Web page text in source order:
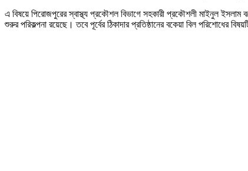
এ বিষয়ে পিরোজপুরের স্বাস্থ্য প্রকৌশল বিভাগে সহকারী প্রকৌশলী মাইনুল ইসলাম
শুরুর পরিকল্পনা রয়েছে। তবে পূর্বের ঠিকাদার প্রতিষ্ঠানের বকেয়া বিল পরিশোধের